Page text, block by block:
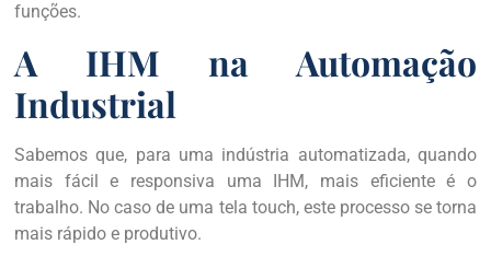
funções.
A IHM na Automação
Industrial
Sabemos que, para uma indústria automatizada, quando
mais fácil e responsiva uma IHM, mais eficiente é o
trabalho. No caso de uma tela touch, este processo se torna
mais rápido e produtivo.